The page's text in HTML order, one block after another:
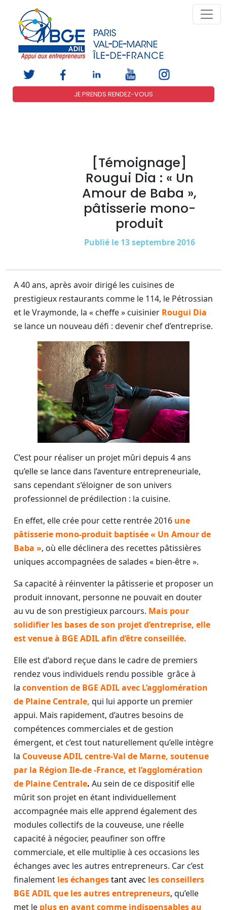
JE PRENDS RENDEZ-VOUS
[Témoignage]
Rougui Dia : « Un
Amour de Baba »,
pâtisserie mono-
produit
Publié le 13 septembre 2016
A 40 ans, après avoir dirigé les cuisines de
prestigieux restaurants comme le 114, le Pétrossian
et le Vraymonde, la « cheffe » cuisinier Rougui Dia
se lance un nouveau défi : devenir chef d’entreprise.
C’est pour réaliser un projet mûri depuis 4 ans
qu’elle se lance dans l’aventure entrepreneuriale,
sans cependant s’éloigner de son univers
professionnel de prédilection : la cuisine.
En effet, elle crée pour cette rentrée 2016 une
pâtisserie mono-produit baptisée « Un Amour de
Baba », où elle déclinera des recettes pâtissières
uniques accompagnées de salades « bien-être ».
Sa capacité à réinventer la pâtisserie et proposer un
produit innovant, personne ne pouvait en douter
au vu de son prestigieux parcours. Mais pour
solidifier les bases de son projet d’entreprise, elle
est venue à BGE ADIL afin d’être conseillée.
Elle est d’abord reçue dans le cadre de premiers
rendez vous individuels rendu possible grâce à
la convention de BGE ADIL avec L’agglomération
de Plaine Centrale, qui lui apporte un premier
appui. Mais rapidement, d’autres besoins de
compétences commerciales et de gestion
émergent, et c’est tout naturellement qu’elle intègre
la Couveuse ADILcentre-Val de Marne, soutenue
par la Région Ile-de -France, et l’agglomération
de Plaine Centrale. Au sein de ce dispositif elle
mûrit son projet en étant individuellement
accompagnée mais elle apprend également des
modules collectifs de la couveuse, une réelle
capacité à négocier, peaufiner son offre
commerciale, et elle multiplie à ces occasions les
échanges avec les autres entrepreneurs. Car c’est
finalement les échangestant avec les conseillers
BGE ADIL que les autres entrepreneurs, qu’elle
met le plus en avant comme indispensables au